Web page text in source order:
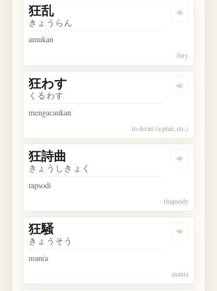
Dengarkan
狂乱
きょうらん
amukan
fury
Dengarkan
狂わす
くるわす
mengacaukan
to derail (a plan, etc.)
Dengarkan
狂詩曲
きょうしきょく
rapsodi
rhapsody
Dengarkan
狂騒
きょうそう
mania
mania